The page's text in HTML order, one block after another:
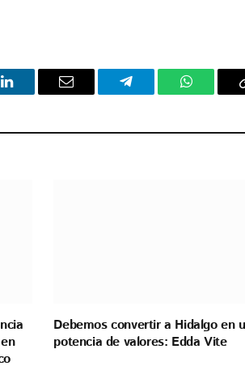
LinkedIn Email Telegram
Debemos convertir a Hidalgo en
potencia de valores: Edda Vite